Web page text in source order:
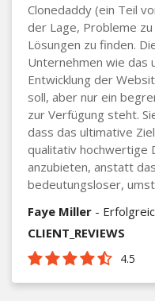
Clonedaddy (ein Teil
der Lage, Probleme
Lösungen zu finden.
Unternehmen wie das
Entwicklung der
soll, aber nur ein
zur Verfügung steht.
dass das ultimative
qualitativ hochwertige
anzubieten, anstatt
bedeutungsloser,
Faye Miller -
CLIENT_REVIEWS
4.5